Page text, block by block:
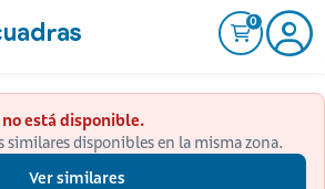
0
está disponible.
similares disponibles en la misma zona.
Ver similares